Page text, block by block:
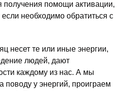
получения помощи активации,
необходимо обратиться с
несет те или иные энергии,
людей, дают
каждому из нас. А мы
у энергий, проиграем